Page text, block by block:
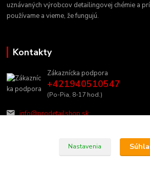
uznávaných výrobcov detailingovej chémie a
používame a vieme, že fungujú.
Kontakty
Zákaznícka podpora
+421940510547
(Po-Pia, 8-17 hod.)
info@prodetailshop.sk
Nastavenia